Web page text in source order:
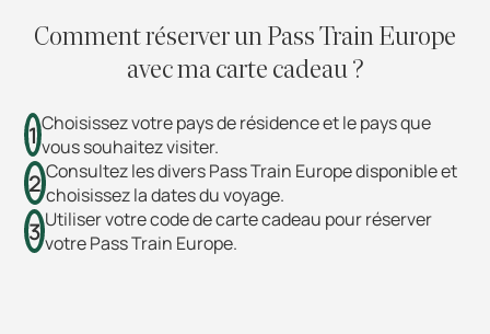
Comment réserver un Pass Train Europe
avec ma carte cadeau ?
1Choisissez votre pays de résidence et le pays que
vous souhaitez visiter.
2Consultez les divers Pass Train Europe disponible et
choisissez la dates du voyage.
3 Utiliser votre code de carte cadeau pour réserver
votre Pass Train Europe.